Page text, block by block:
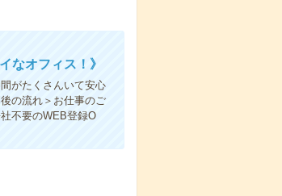
なオフィス！》
がたくさんいて安心
の流れ＞お仕事のご
不要のWEB登録O